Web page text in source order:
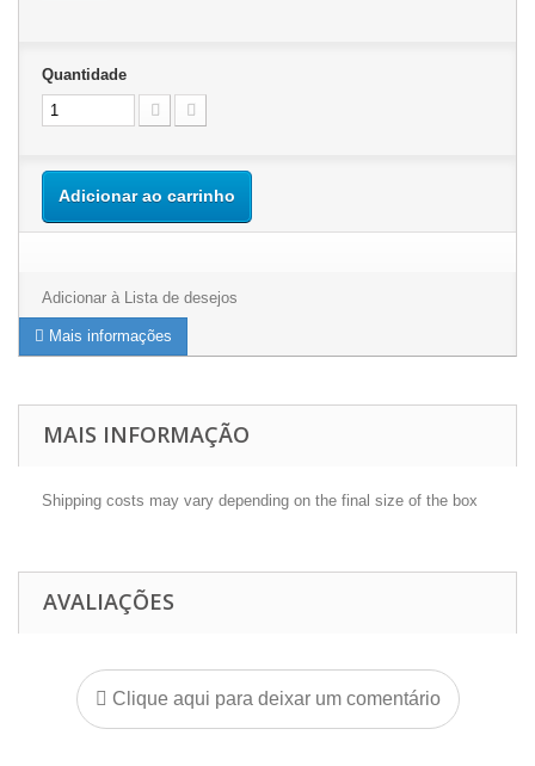
Quantidade
Adicionar ao carrinho
Adicionar à Lista de desejos
Mais informações
MAIS INFORMAÇÃO
Shipping costs may vary depending on the final size of the box
AVALIAÇÕES
Clique aqui para deixar um comentário